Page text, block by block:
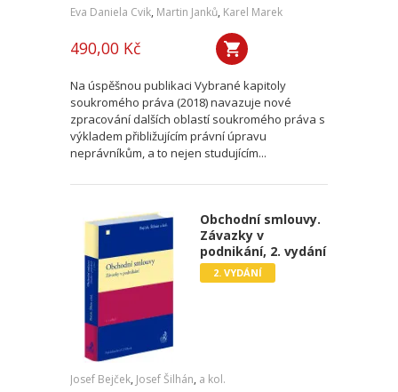
Eva Daniela Cvik, Martin Janků, Karel Marek
490,00 Kč
Na úspěšnou publikaci Vybrané kapitoly
soukromého práva (2018) navazuje nové
zpracování dalších oblastí soukromého práva s
výkladem přibližujícím právní úpravu
neprávníkům, a to nejen studujícím...
Obchodní smlouvy.
Závazky v
podnikání, 2. vydání
2. VYDÁNÍ
Josef Bejček, Josef Šilhán, a kol.